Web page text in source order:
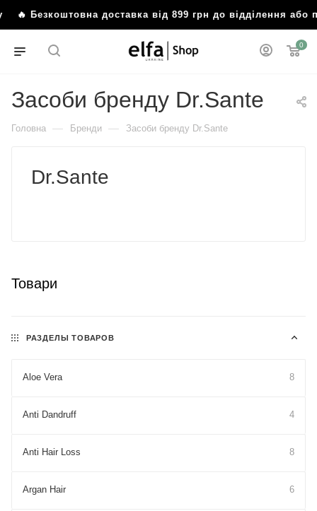
🔥 Безкоштовна доставка від 899 грн до відділення або
0
Засоби бренду Dr.Sante
Головна — Бренди — Засоби бренду Dr.Sante
Dr.Sante
Товари
РАЗДЕЛЫ ТОВАРОВ
Aloe Vera 8
Anti Dandruff 4
Anti Hair Loss 8
Argan Hair 6